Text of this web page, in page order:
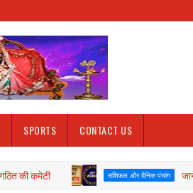
SPORTS CONTACT US
राशिफल और दैनिक पंचांग जानें आज दिनाँक